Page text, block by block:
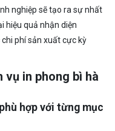
nghiệp sẽ tạo ra sự nhất
hiệu quả nhận diện
phí sản xuất cực kỳ
vụ in phong bì hà
hợp với từng mục